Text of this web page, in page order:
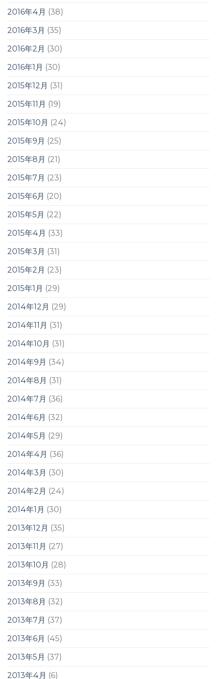
2016年4月 (38)
2016年3月 (35)
2016年2月 (30)
2016年1月 (30)
2015年12月 (31)
2015年11月 (19)
2015年10月 (24)
2015年9月 (25)
2015年8月 (21)
2015年7月 (23)
2015年6月 (20)
2015年5月 (22)
2015年4月 (33)
2015年3月 (31)
2015年2月 (23)
2015年1月 (29)
2014年12月 (29)
2014年11月 (31)
2014年10月 (31)
2014年9月 (34)
2014年8月 (31)
2014年7月 (36)
2014年6月 (32)
2014年5月 (29)
2014年4月 (36)
2014年3月 (30)
2014年2月 (24)
2014年1月 (30)
2013年12月 (35)
2013年11月 (27)
2013年10月 (28)
2013年9月 (33)
2013年8月 (32)
2013年7月 (37)
2013年6月 (45)
2013年5月 (37)
2013年4月 (6)